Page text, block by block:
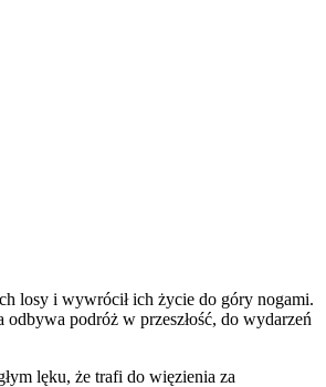
losy i wywrócił ich życie do góry nogami.
odbywa podróż w przeszłość, do wydarzeń
lęku, że trafi do więzienia za